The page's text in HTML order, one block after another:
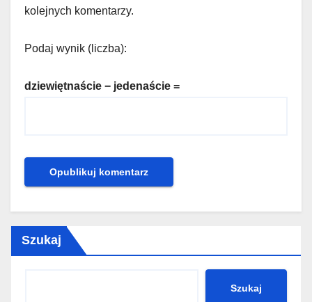
kolejnych komentarzy.
Podaj wynik (liczba):
dziewiętnaście − jedenaście =
Szukaj
Szukaj